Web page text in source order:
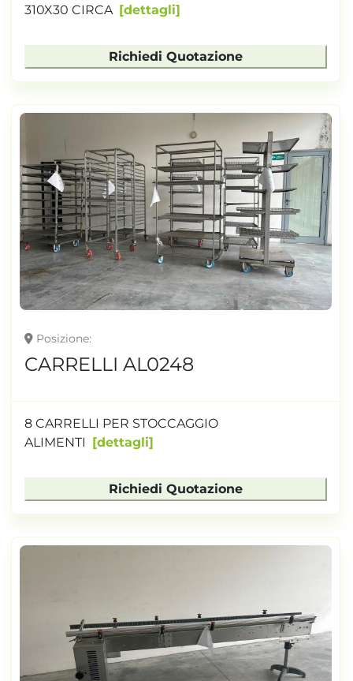
310X30 CIRCA
dettagli
Richiedi Quotazione
Posizione
CARRELLI AL0248
8 CARRELLI PER STOCCAGGIO
ALIMENTI
dettagli
Richiedi Quotazione